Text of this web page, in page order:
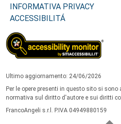
INFORMATIVA PRIVACY
ACCESSIBILITÁ
Ultimo aggiornamento: 24/06/2026
Per le opere presenti in questo sito si
normativa sul diritto d'autore e sui diritti
FrancoAngeli s.r.l. P.IVA 04949880159